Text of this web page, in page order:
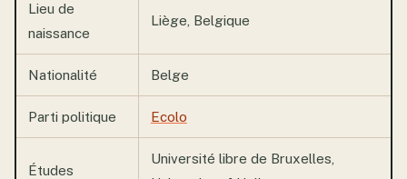
Lieu de
naissance
Liège, Belgique
Nationalité Belge
Parti politique Ecolo
Études
Université libre de Bruxelles,